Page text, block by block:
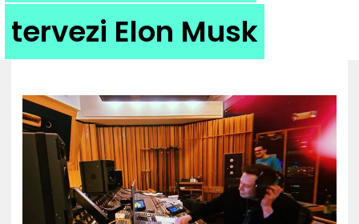
KULT
UTCA
ZENE
MÉDIAAJÁNLAT
IMPRESSZUM
PR-ARCHÍVUM
ADATKEZELÉSI TÁJÉKOZTATÓ
tervezi Elon Musk